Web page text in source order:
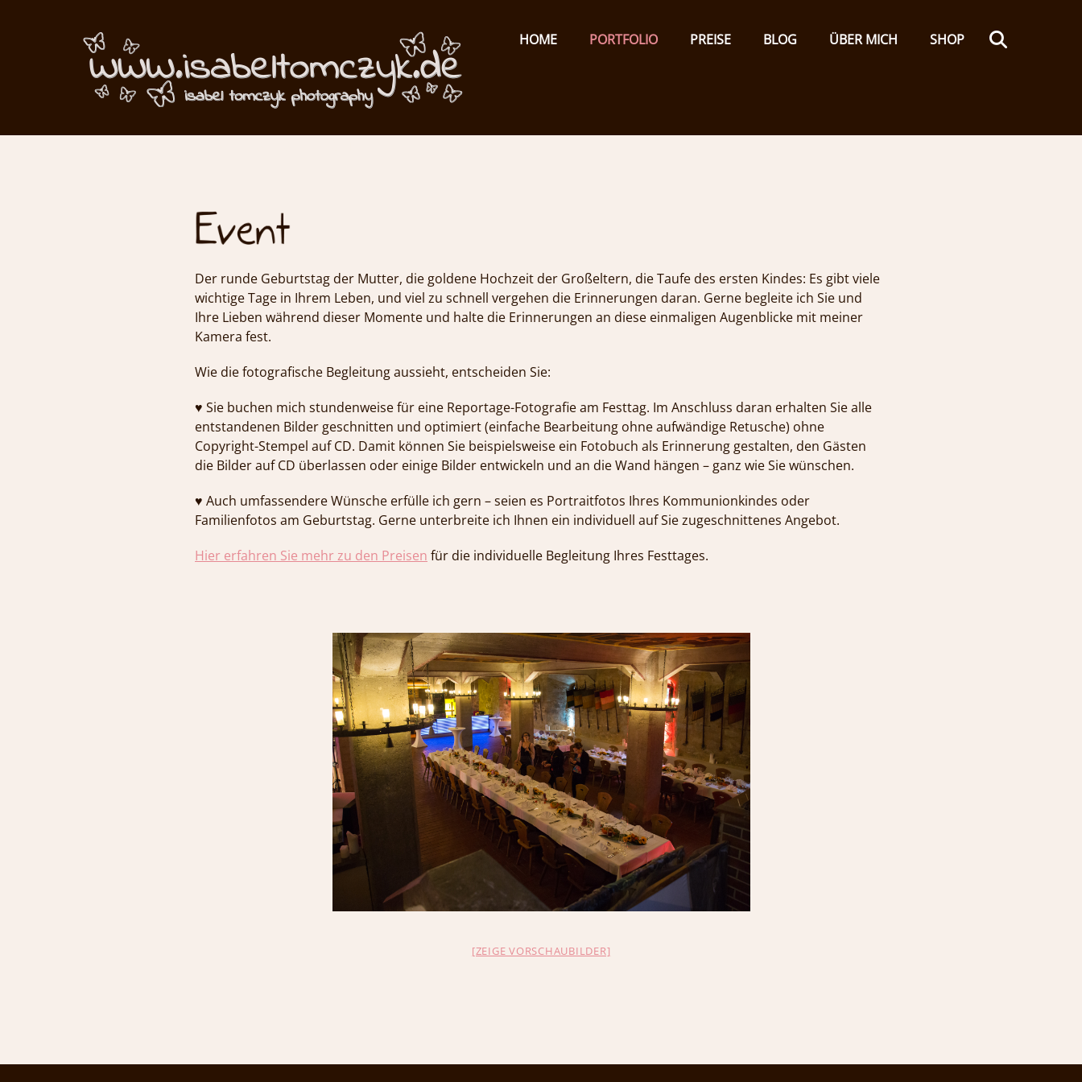
ISABEL
Menu
HOME PORTFOLIO PREISE BLOG ÜBER MICH SHOP
Portfolio Event
Der runde Geburtstag der Mutter, die goldene Hochzeit der Großeltern, die Taufe des ersten Kindes: Es gibt viele
wichtige Tage in Ihrem Leben, und viel zu schnell vergehen die Erinnerungen daran. Gerne begleite ich Sie und
Ihre Lieben während dieser Momente und halte die Erinnerungen an diese einmaligen Augenblicke mit meiner
Kamera fest.
Wie die fotografische Begleitung aussieht, entscheiden Sie:
♥︎ Sie buchen mich stundenweise für eine Reportage-Fotografie am Festtag. Im Anschluss daran erhalten Sie alle
entstandenen Bilder geschnitten und optimiert (einfache Bearbeitung ohne aufwändige Retusche) ohne
Copyright-Stempel auf CD. Damit können Sie beispielsweise ein Fotobuch als Erinnerung gestalten, den Gästen
die Bilder auf CD überlassen oder einige Bilder entwickeln und an die Wand hängen – ganz wie Sie wünschen.
♥︎ Auch umfassendere Wünsche erfülle ich gern – seien es Portraitfotos Ihres Kommunionkindes oder
Familienfotos am Geburtstag. Gerne unterbreite ich Ihnen ein individuell auf Sie zugeschnittenes Angebot.
Hier erfahren Sie mehr zu den Preisen für die individuelle Begleitung Ihres Festtages.
[ZEIGE VORSCHAUBILDER]